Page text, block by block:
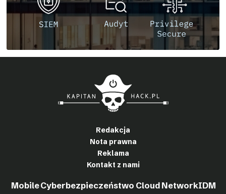
Redakcja
Nota prawna
Reklama
Kontakt z nami
MobileCyberbezpieczeństwo Cloud NetworkIDM